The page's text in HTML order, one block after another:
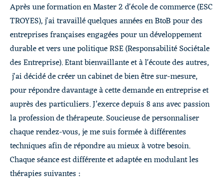
Après une formation en Master 2 d'école de commerce (ESC
TROYES), j'ai travaillé quelques années en BtoB pour des
entreprises françaises engagées pour un développement
durable et vers une politique RSE (Responsabilité Sociétale
des Entreprise). Etant bienvaillante et à l'écoute des autres,
j'ai décidé de créer un cabinet de bien être sur-mesure,
pour répondre davantage à cette demande en entreprise et
auprès des particuliers. J’exerce depuis 8 ans avec passion
la profession de thérapeute. Soucieuse de personnaliser
chaque rendez-vous, je me suis formée à différentes
techniques afin de répondre au mieux à votre besoin.
Chaque séance est différente et adaptée en modulant les
thérapies suivantes :